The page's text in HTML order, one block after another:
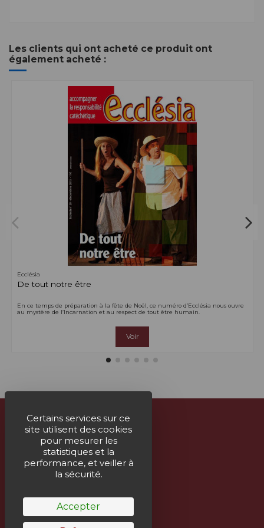
Certains services sur ce
site utilisent des cookies
pour mesurer les
statistiques et la
performance, et veiller à
la sécurité.
Accepter
Les clients qui ont acheté ce produit ont
également acheté :
Ecclésia
De tout notre être
En ce temps de préparation à la fête de Noël, ce numéro d’Ecclésia nous ouvre
au mystère de l’Incarnation et au respect de tout être humain.
Voir
À propos
Nous contacter
Bulletin